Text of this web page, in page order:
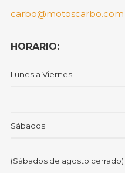
carbo@motoscarbo.com
HORARIO:
Lunes a Viernes:
Sábados
(Sábados de agosto cerrado)